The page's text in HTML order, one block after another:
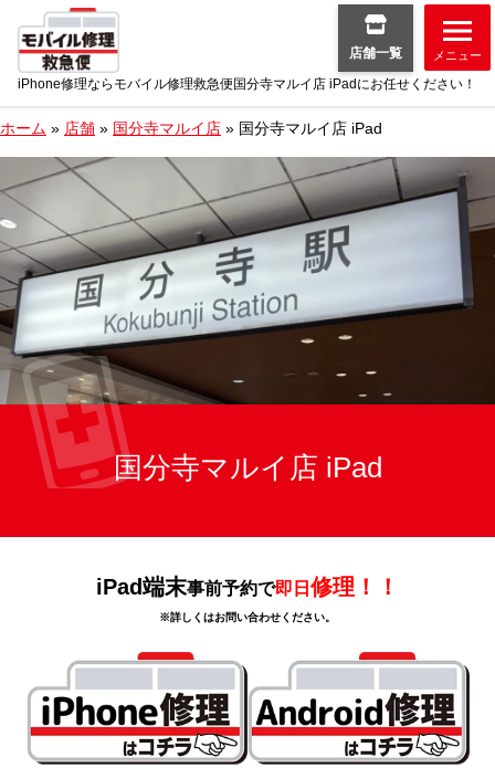
iPhone修理ならモバイル修理救急便国分寺マルイ店 iPadにお任せください！
店舗一覧 メニュー
ホーム » 店舗 » 国分寺マルイ店 » 国分寺マルイ店 iPad
国分寺マルイ店 iPad
iPad端末事前予約で即日修理！！
※詳しくはお問い合わせください。